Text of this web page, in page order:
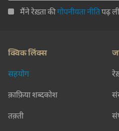
मैंने रेख़्ता कीगोपनीयता नीतिपढ़
क्विक लिंक्स
सहयोग
क़ाफ़िया शब्दकोश
तक़्ती